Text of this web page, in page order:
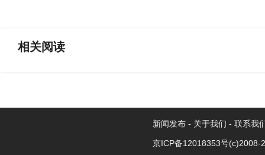
相关阅读
新闻发布- 关于我们 - 联系我
京ICP备12018353号(c)2008-